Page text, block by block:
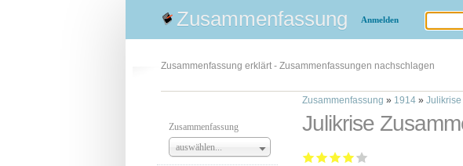
Zusammenfassung Anmelden
Zusammenfassung erklärt - Zusammenfassungen nachschlagen
Zusammenfassung
auswählen...
Zusammenfassung » 1914» Julikrise
Julikrise